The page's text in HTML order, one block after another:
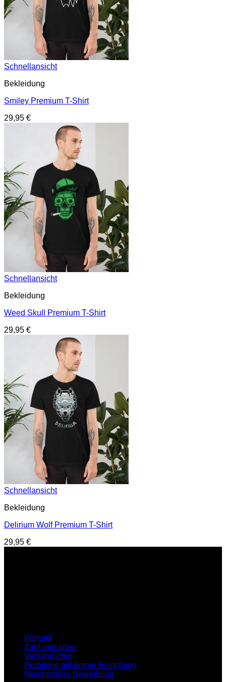
Schnellansicht
Bekleidung
Smiley Premium T-Shirt
29,95 €
Schnellansicht
Bekleidung
Weed Skull Premium T-Shirt
29,95 €
Schnellansicht
Bekleidung
Delirium Wolf Premium T-Shirt
29,95 €
Kontakt
Zahlungsarten
Versandarten
Probleme mit deiner Bestellung
Merchandise Bewerbung